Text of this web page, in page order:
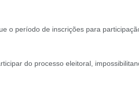
o período de inscrições para
do processo eleitoral,